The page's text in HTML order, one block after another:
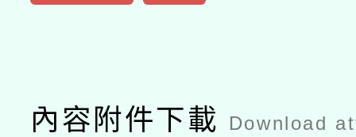
內容附件下載 Download